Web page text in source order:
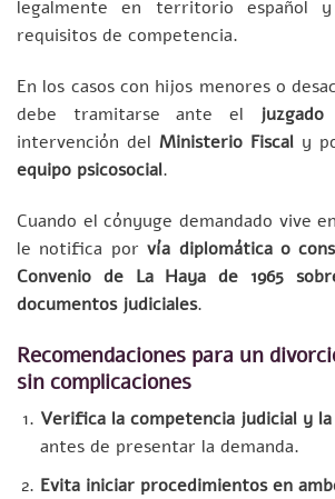
legalmente en territorio español
requisitos de competencia.
En los casos con hijos menores o
debe tramitarse ante el
intervención del Ministerio Fiscal y
equipo psicosocial.
Cuando el cónyuge demandado vive
le notifica porvía diplomática o
Convenio de La Haya de 1965
documentos judiciales.
Recomendaciones para un
sin complicaciones
Verifica la competencia judicial y
antes de presentar la demanda.
Evita iniciar procedimientos en